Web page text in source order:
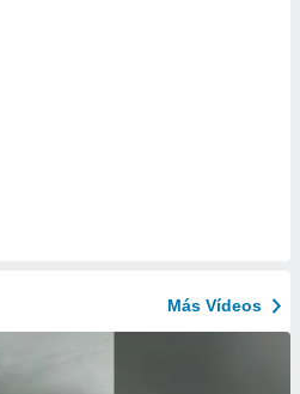
Más Vídeos